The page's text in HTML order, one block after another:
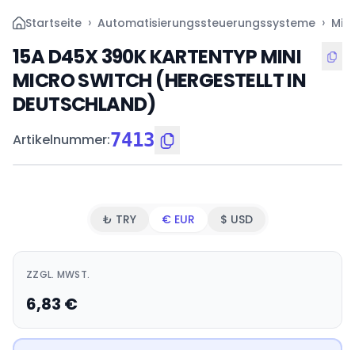
Startseite › Automatisierungssteuerungssysteme ›
15A D45X 390K KARTENTYP MINI
MICRO SWITCH (HERGESTELLT IN
DEUTSCHLAND)
Artikelnummer:7413
₺ TRY € EUR $ USD
ZZGL. MWST.
6,83 €